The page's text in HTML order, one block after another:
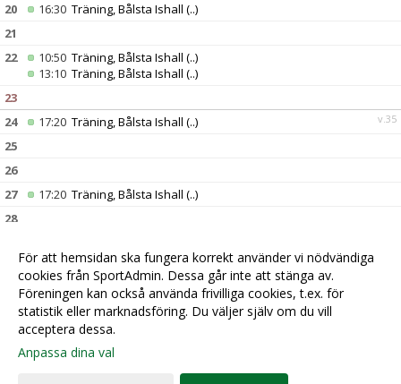
20
16:30 Träning, Bålsta Ishall (..)
21
22
10:50 Träning, Bålsta Ishall (..)
13:10 Träning, Bålsta Ishall (..)
23
v.35
24 17:20 Träning, Bålsta Ishall (..)
25
26
27
17:20 Träning, Bålsta Ishall (..)
28
13:30Träning, Bålsta Ishall(..)
16:00Fotografering ??, Bålsta Ishall(..)
För att hemsidan ska fungera korrekt använder vi nödvändiga
cookies från SportAdmin. Dessa går inte att stänga av.
Föreningen kan också använda frivilliga cookies, t.ex. för
statistik eller marknadsföring. Du väljer själv om du vill
acceptera dessa.
Anpassa dina val